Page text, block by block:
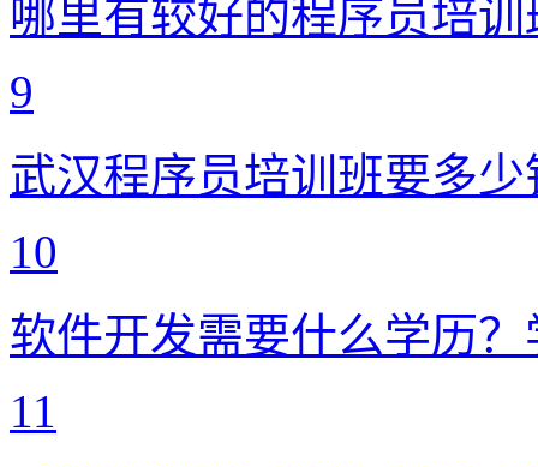
哪里有较好的程序员培
9
武汉程序员培训班要多
10
软件开发需要什么学历
11